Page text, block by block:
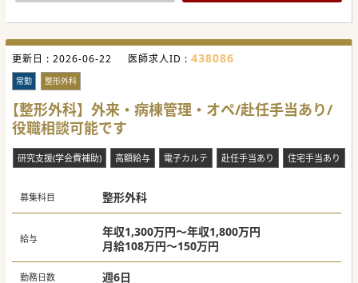
更新日 : 2026-06-22 医師求人ID : 438086
常勤 整形外科
【整形外科】外来・病棟管理・オペ/赴任手当あり/
役職相談可能です
研究支援(学会費補助) 高額給与 電子カルテ 赴任手当あり 住宅手当あり
募集科目 整形外科
給与
年収1,300万円～年収1,800万円
月給108万円～150万円
勤務日数 週6日